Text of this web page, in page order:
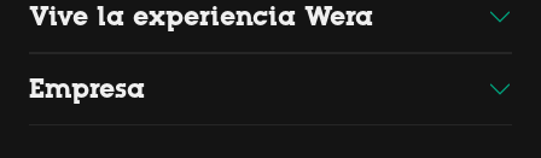
Vive la experiencia Wera
Empresa